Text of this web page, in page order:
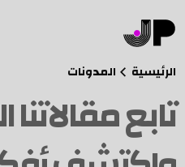
الرئيسية المدونات
تابع